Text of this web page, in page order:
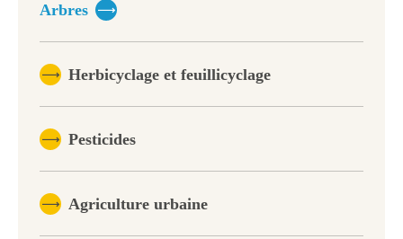
Arbres
Herbicyclage et feuillicyclage
Pesticides
Agriculture urbaine